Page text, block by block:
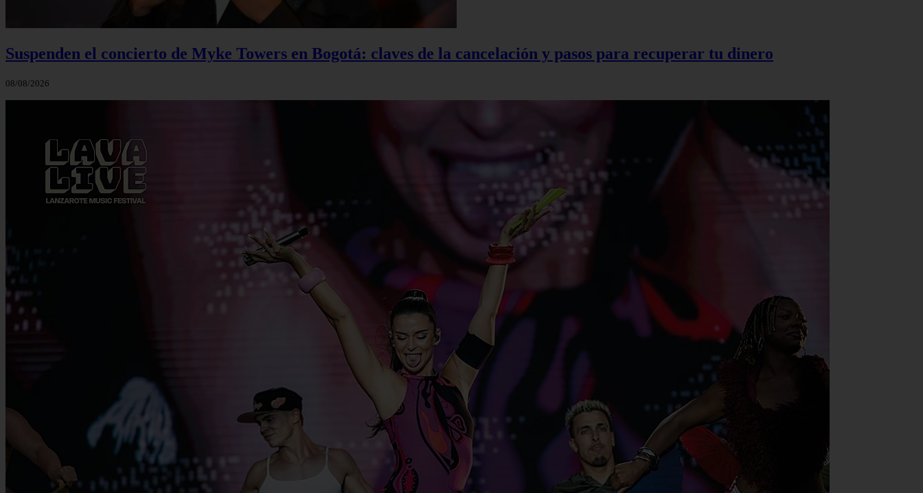
Suspenden el concierto de Myke Towers en Bogotá: claves de la cancelación y pasos para recuperar tu dinero
08/08/2026